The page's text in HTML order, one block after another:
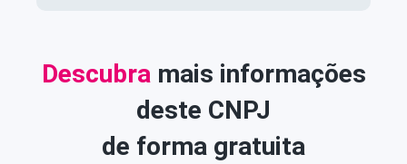
Descubra mais informações
deste CNPJ
de forma gratuita